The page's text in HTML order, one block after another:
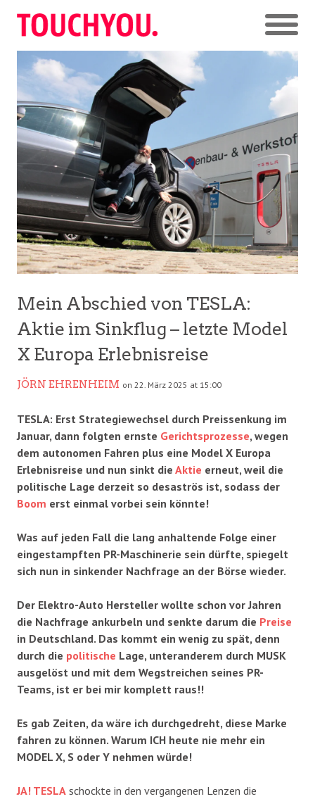
Mein Abschied von TESLA:
Aktie im Sinkflug – letzte Model
X Europa Erlebnisreise
JÖRN EHRENHEIM on 22. März 2025 at 15:00
TESLA: Erst Strategiewechsel durch Preissenkung im
Januar, dann folgten ernste Gerichtsprozesse, wegen
dem autonomen Fahren plus eine Model X Europa
Erlebnisreise und nun sinkt die Aktie erneut, weil die
politische Lage derzeit so desaströs ist, sodass der
Boom erst einmal vorbei sein könnte!
Was auf jeden Fall die lang anhaltende Folge einer
eingestampften PR-Maschinerie sein dürfte, spiegelt
sich nun in sinkender Nachfrage an der Börse wieder.
Der Elektro-Auto Hersteller wollte schon vor Jahren
die Nachfrage ankurbeln und senkte darum die Preise
in Deutschland. Das kommt ein wenig zu spät, denn
durch die politische Lage, unteranderem durch MUSK
ausgelöst und mit dem Wegstreichen seines PR-
Teams, ist er bei mir komplett raus!!
Es gab Zeiten, da wäre ich durchgedreht, diese Marke
fahren zu können. Warum ICH heute nie mehr ein
MODEL X, S oder Y nehmen würde!
JA! TESLA schockte in den vergangenen Lenzen die